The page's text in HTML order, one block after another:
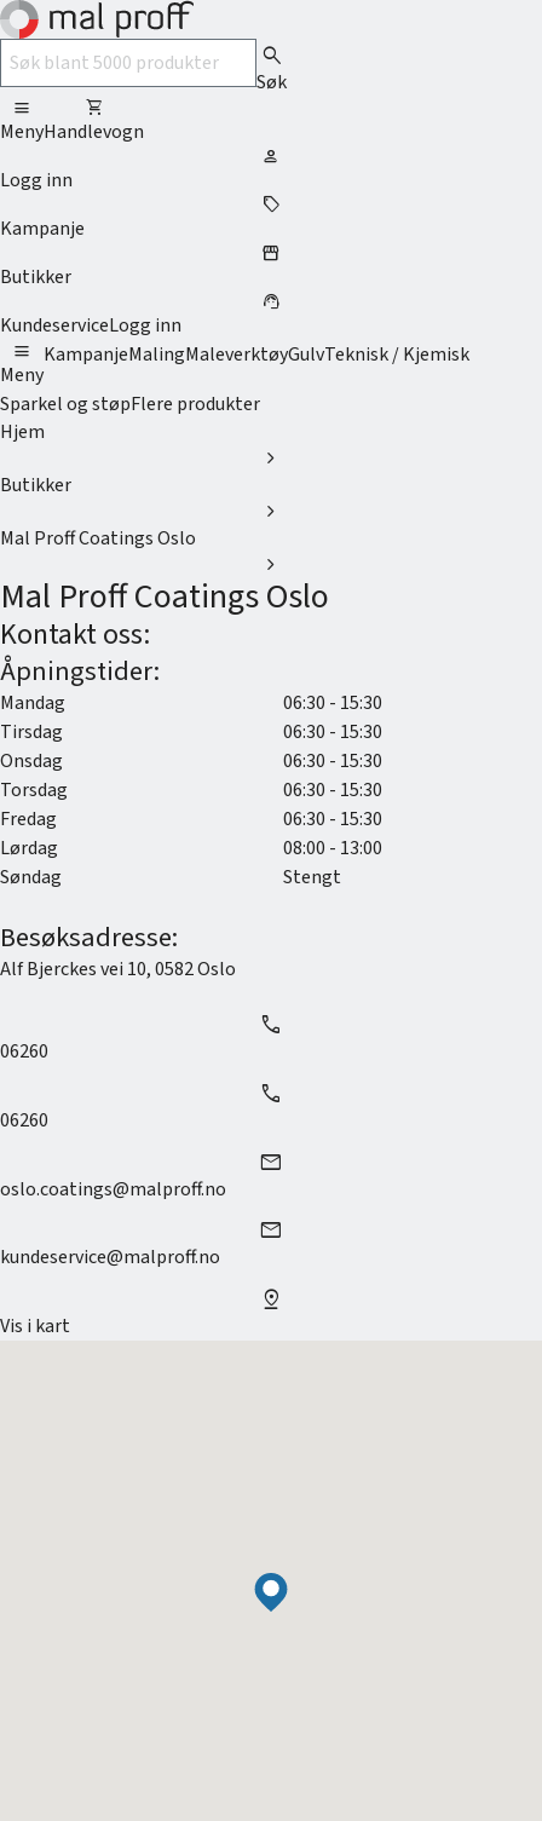
search
Søk
menu
Meny
shopping_cart
Handlevogn
person
Logg inn
sell
Kampanje
storefront
Butikker
support_agent
KundeserviceLogg inn
menu
Meny
KampanjeMalingMaleverktøyGulvTeknisk / Kjemisk
Sparkel og støpFlere produkter
Hjem
chevron_right
Butikker
chevron_right
Mal Proff Coatings Oslo
chevron_right
Mal Proff Coatings Oslo
Kontakt oss:
Åpningstider:
Mandag
06:30 - 15:30
Tirsdag
06:30 - 15:30
Onsdag
06:30 - 15:30
Torsdag
06:30 - 15:30
Fredag
06:30 - 15:30
Lørdag
08:00 - 13:00
Søndag
Stengt
Besøksadresse:
Alf Bjerckes vei 10,0582Oslo
call
06260
call
06260
mail
oslo.coatings@malproff.no
mail
kundeservice@malproff.no
pin_drop
Vis i kart